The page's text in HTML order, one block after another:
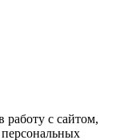
с сайтом,